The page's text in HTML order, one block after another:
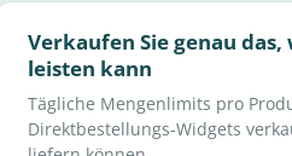
Verkaufen Sie genau das,
leisten kann
Tägliche Mengenlimits pro
Direktbestellungs-Widgets